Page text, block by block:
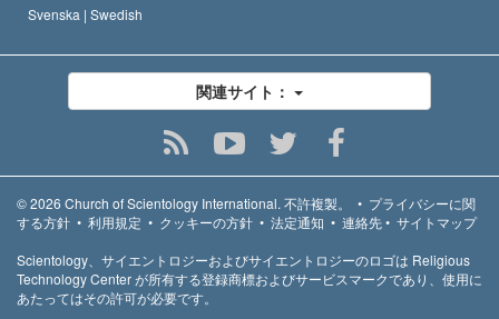
Svenska | Swedish
関連サイト：
© 2026 Church of Scientology International. 不許複製。 • プライバシーに関
する方針 • 利用規定 • クッキーの方針 • 法定通知 • 連絡先• サイトマップ
Scientology、サイエントロジーおよびサイエントロジーのロゴは Religious
Technology Center が所有する登録商標およびサービスマークであり、使用に
あたってはその許可が必要です。